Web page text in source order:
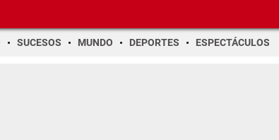
SUCESOS MUNDO DEPORTES ESPECTÁCULOS